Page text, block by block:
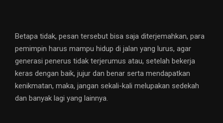
Betapa tidak, pesan tersebut bisa saja diterjemahkan, para
pemimpin harus mampu hidup di jalan yang lurus, agar
generasi penerus tidak terjerumus atau, setelah bekerja
keras dengan baik, jujur dan benar serta mendapatkan
kenikmatan, maka, jangan sekali-kali melupakan sedekah
dan banyak lagi yang lainnya.